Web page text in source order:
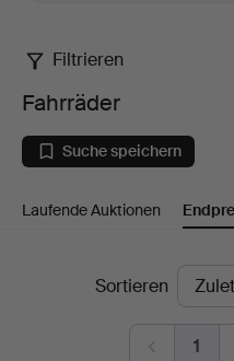
Fahrräder
Filtrieren
Fahrräder
Suche speichern
Laufende Auktionen
EndpreiseSortieren
1